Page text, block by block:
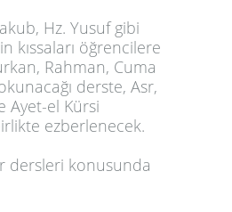
Hz. Yusuf gibi
kıssaları öğrencilere
Rahman, Cuma
derste, Asr,
Ayet-el Kürsi
ezberlenecek.
dersleri konusunda